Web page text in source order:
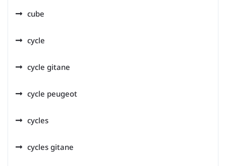
cube
cycle
cycle gitane
cycle peugeot
cycles
cycles gitane